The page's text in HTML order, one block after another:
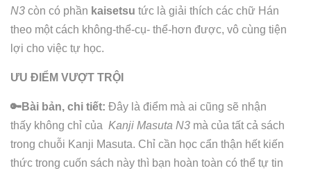
N3 còn có phần kaisetsu tức là giải thích các chữ Hán
theo một cách không-thể-cụ- thể-hơn được, vô cùng tiện
lợi cho việc tự học.
ƯU ĐIỂM VƯỢT TRỘI
🔑Bài bản, chi tiết: Đây là điểm mà ai cũng sẽ nhận
thấy không chỉ của Kanji Masuta N3 mà của tất cả sách
trong chuỗi Kanji Masuta. Chỉ cần học cẩn thận hết kiến
thức trong cuốn sách này thì bạn hoàn toàn có thể tự tin